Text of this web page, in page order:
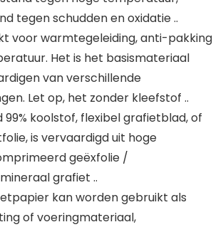
tegen schudden en oxidatie ..
voor warmtegeleiding, anti-pakking
Het is het basismateriaal
van verschillende
Let op, het zonder kleefstof ..
99% koolstof, flexibel grafietblad, of
is vervaardigd uit hoge
geëxfolie /
grafiet ..
kan worden gebruikt als
of voeringmateriaal,